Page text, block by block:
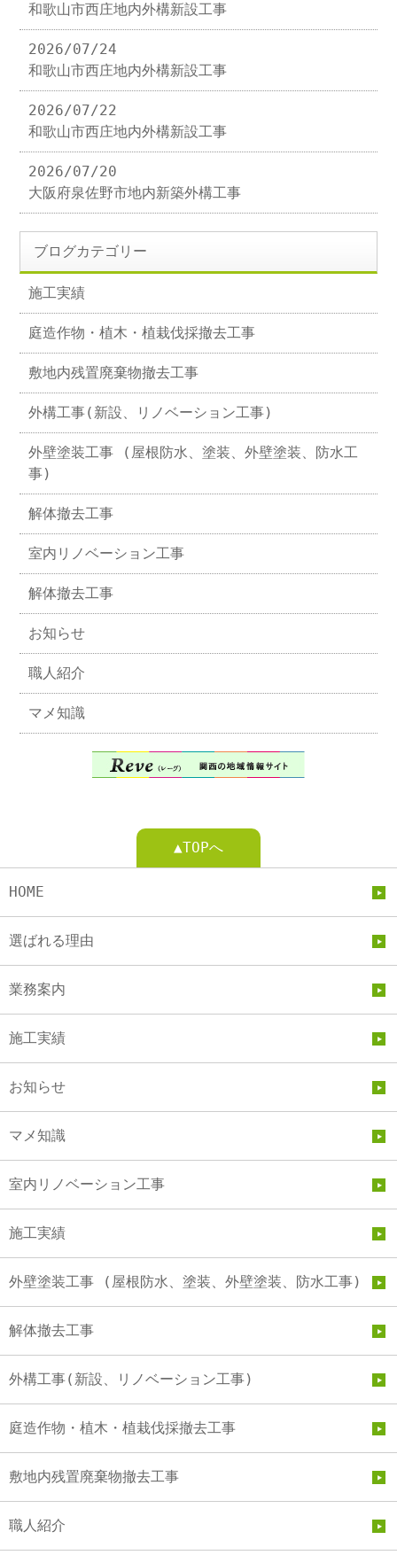
和歌山市西庄地内外構新設工事
2026/07/24
和歌山市西庄地内外構新設工事
2026/07/22
和歌山市西庄地内外構新設工事
2026/07/20
大阪府泉佐野市地内新築外構工事
ブログカテゴリー
施工実績
庭造作物・植木・植栽伐採撤去工事
敷地内残置廃棄物撤去工事
外構工事(新設、リノベーション工事)
外壁塗装工事 (屋根防水、塗装、外壁塗装、防水工
事)
解体撤去工事
室内リノベーション工事
解体撤去工事
お知らせ
職人紹介
マメ知識
▲TOPへ
HOME
選ばれる理由
業務案内
施工実績
お知らせ
マメ知識
室内リノベーション工事
施工実績
外壁塗装工事 (屋根防水、塗装、外壁塗装、防水工事)
解体撤去工事
外構工事(新設、リノベーション工事)
庭造作物・植木・植栽伐採撤去工事
敷地内残置廃棄物撤去工事
職人紹介